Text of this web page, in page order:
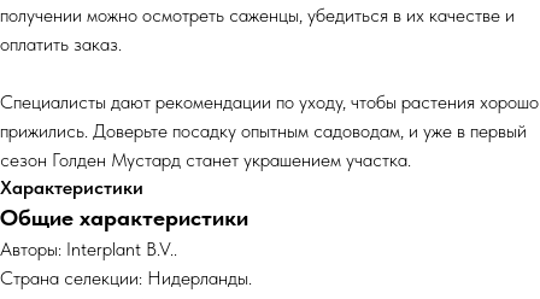
получении можно осмотреть саженцы, убедиться в их качестве и
оплатить заказ.
Специалисты дают рекомендации по уходу, чтобы растения хорошо
прижились. Доверьте посадку опытным садоводам, и уже в первый
сезон Голден Мустард станет украшением участка.
Характеристики
Общие характеристики
Авторы: Interplant B.V..
Страна селекции: Нидерланды.